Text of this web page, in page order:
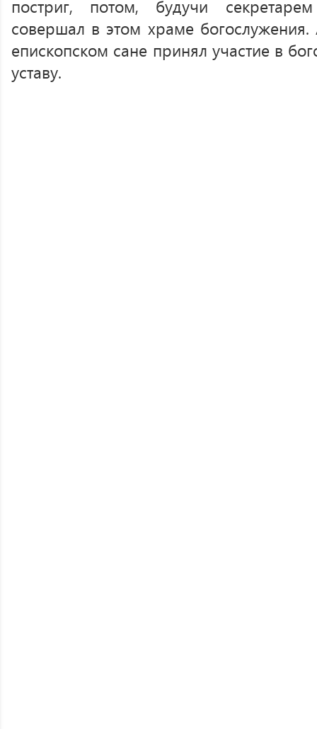
постриг, потом, будучи
совершал в этом храме
епископском сане принял участие в
уставу.